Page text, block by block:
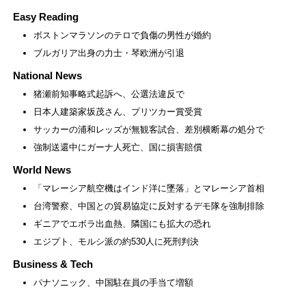
Easy Reading
ボストンマラソンのテロで負傷の男性が婚約
ブルガリア出身の力士・琴欧洲が引退
National News
猪瀬前知事略式起訴へ、公選法違反で
日本人建築家坂茂さん、プリツカー賞受賞
サッカーの浦和レッズが無観客試合、差別横断幕の処分で
強制送還中にガーナ人死亡、国に損害賠償
World News
「マレーシア航空機はインド洋に墜落」とマレーシア首相
台湾警察、中国との貿易協定に反対するデモ隊を強制排除
ギニアでエボラ出血熱、隣国にも拡大の恐れ
エジプト、モルシ派の約530人に死刑判決
Business & Tech
パナソニック、中国駐在員の手当て増額